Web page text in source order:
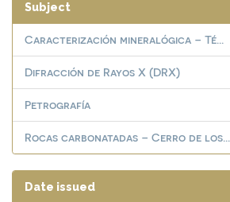
Subject
Caracterización mineralógica – Té...
Difracción de Rayos X (DRX)
Petrografía
Rocas carbonatadas – Cerro de los...
Date issued